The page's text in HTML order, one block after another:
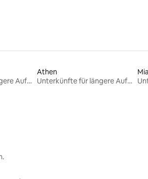
Unterkünfte für längere Aufenthalte
Athen
Unterkünfte für längere Aufenthalte